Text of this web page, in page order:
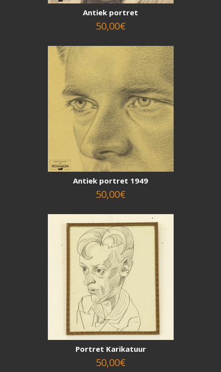
Antiek portret
50,00€
Antiek portret 1949
50,00€
Portret Karikatuur
50,00€